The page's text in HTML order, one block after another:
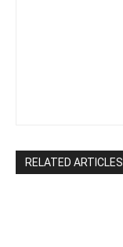
RELATED ARTICLES